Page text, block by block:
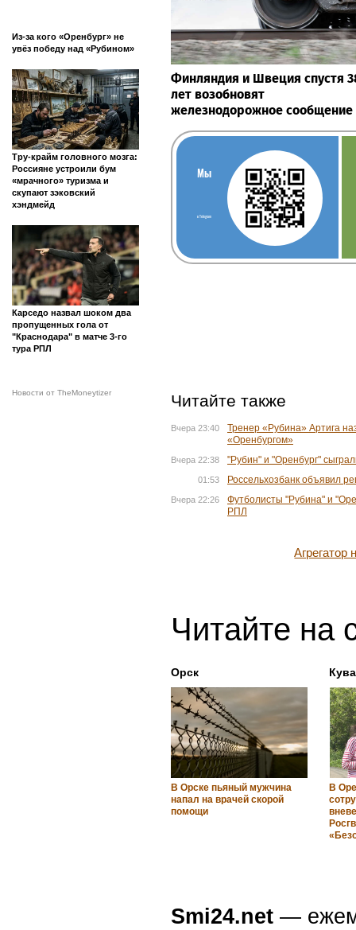
Из-за кого «Оренбург» не
увёз победу над «Рубином»
Тру-крайм головного мозга:
Россияне устроили бум
«мрачного» туризма и
скупают зэковский
хэндмейд
Карседо назвал шоком два
пропущенных гола от
"Краснодара" в матче 3-го
тура РПЛ
Новости от TheMoneytizer
Финляндия и Швеция спустя
лет возобновят
железнодорожное сообщение
Мы
в Telegram
Читайте также
Вчера 23:40
Тренер «Рубина» Артига
«Оренбургом»
Вчера 22:38 "Рубин" и "Оренбург"
01:53 Россельхозбанк объявил
Вчера 22:26
Футболисты "Рубина" и
РПЛ
Читайте на
Орск
В Орске пьяный мужчина
напал на врачей скорой
помощи
В
Smi24.net —